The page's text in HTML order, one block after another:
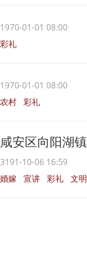
1970-01-01 08:00
彩礼
1970-01-01 08:00
农村 彩礼
咸安区向阳湖
3191-10-06 16:59
婚嫁 宣讲 彩礼 文明